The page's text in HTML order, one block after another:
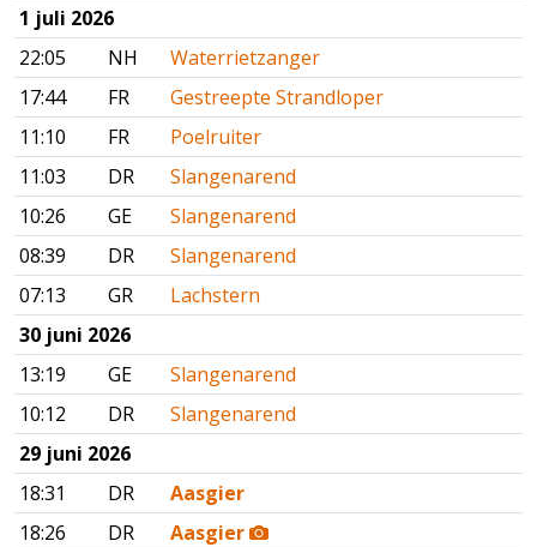
1 juli 2026
22:05
NH
Waterrietzanger
17:44
FR
Gestreepte Strandloper
11:10
FR
Poelruiter
11:03
DR
Slangenarend
10:26
GE
Slangenarend
08:39
DR
Slangenarend
07:13
GR
Lachstern
30 juni 2026
13:19
GE
Slangenarend
10:12
DR
Slangenarend
29 juni 2026
18:31
DR
Aasgier
18:26
DR
Aasgier